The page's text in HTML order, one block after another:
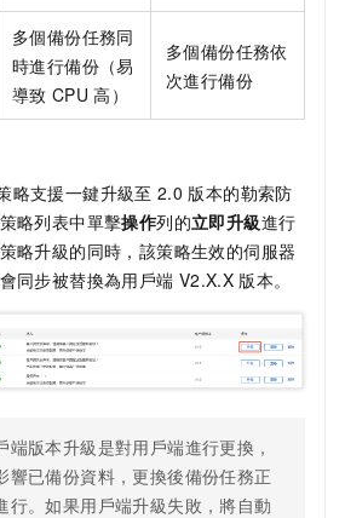
多個備份任務同
時進行備份（易
導致 CPU 高）
多個備份任務依
次進行備份
略支援一鍵升級至 2.0 版本的勒索防
略列表中單擊操作列的立即升級進行
略升級的同時，該策略生效的伺服器
同步被替換為用戶端 V2.X.X 版本。
端版本升級是對用戶端進行更換，
響已備份資料，更換後備份任務正
行。如果用戶端升級失敗，將自動